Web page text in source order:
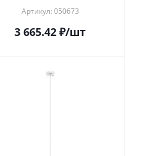
Артикул: 050673
3 665.42 ₽/шт